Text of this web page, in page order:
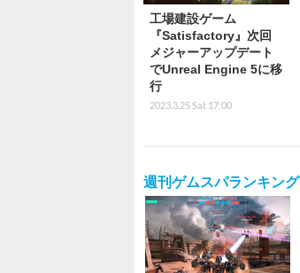
工場建設ゲーム
『Satisfactory』次回
メジャーアップデート
でUnreal Engine 5に移
行
2023.3.25 Sat 17:00
週刊ゲムスパランキング